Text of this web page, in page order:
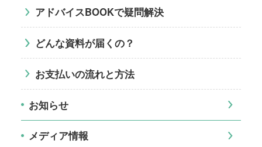
アドバイスBOOKで疑問解決
どんな資料が届くの？
お支払いの流れと方法
お知らせ
メディア情報